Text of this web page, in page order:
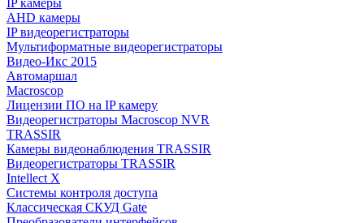
IP камеры
AHD камеры
IP видеорегистраторы
Мультиформатные видеорегистраторы
Видео-Икс 2015
Автомаршал
Macroscop
Лицензии ПО на IP камеру
Видеорегистраторы Macroscop NVR
TRASSIR
Камеры видеонаблюдения TRASSIR
Видеорегистраторы TRASSIR
Intellect X
Системы контроля доступа
Классическая СКУД Gate